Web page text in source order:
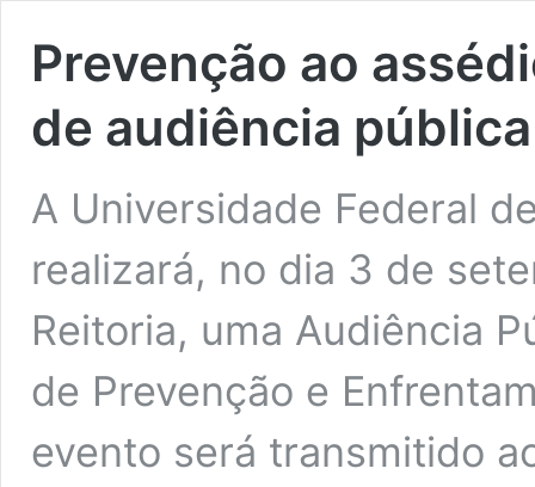
Prevenção ao
de audiência
A Universidade Federal
realizará, no dia 3 de
Reitoria, uma Audiência
de Prevenção e
evento será transmitido